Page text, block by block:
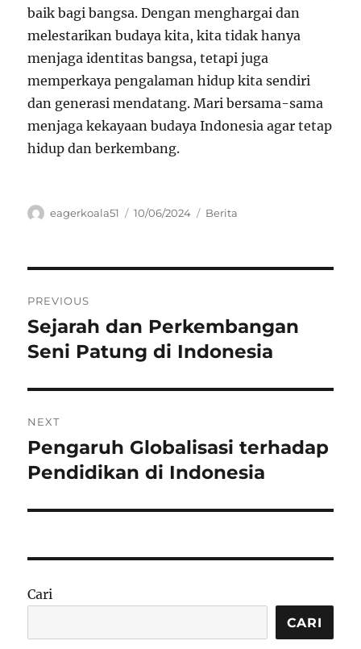
baik bagi bangsa. Dengan menghargai dan
melestarikan budaya kita, kita tidak hanya
menjaga identitas bangsa, tetapi juga
memperkaya pengalaman hidup kita sendiri
dan generasi mendatang. Mari bersama-sama
menjaga kekayaan budaya Indonesia agar tetap
hidup dan berkembang.
Author
eagerkoala51
Posted
10/06/2024 Categories
Berita
pos
PREVIOUS
Previous
post:
Sejarah dan Perkembangan
Seni Patung di Indonesia
NEXT
Next
post:
Pengaruh Globalisasi terhadap
Pendidikan di Indonesia
Cari
CARI